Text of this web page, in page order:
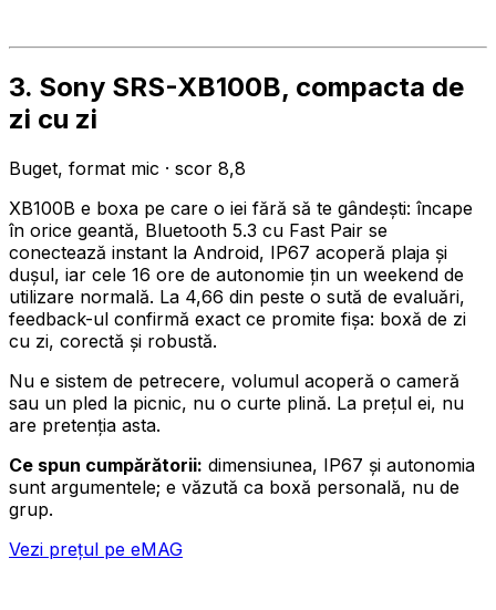
3. Sony SRS-XB100B, compacta de
zi cu zi
Buget, format mic · scor 8,8
XB100B e boxa pe care o iei fără să te gândești: încape
în orice geantă, Bluetooth 5.3 cu Fast Pair se
conectează instant la Android, IP67 acoperă plaja și
dușul, iar cele 16 ore de autonomie țin un weekend de
utilizare normală. La 4,66 din peste o sută de evaluări,
feedback-ul confirmă exact ce promite fișa: boxă de zi
cu zi, corectă și robustă.
Nu e sistem de petrecere, volumul acoperă o cameră
sau un pled la picnic, nu o curte plină. La prețul ei, nu
are pretenția asta.
Ce spun cumpărătorii: dimensiunea, IP67 și autonomia
sunt argumentele; e văzută ca boxă personală, nu de
grup.
Vezi prețul pe eMAG